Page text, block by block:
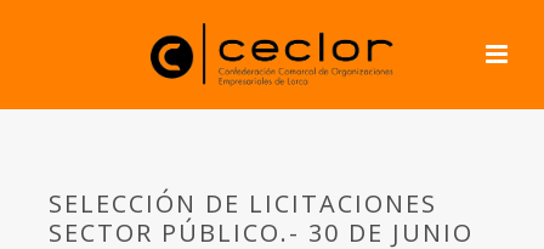
SELECCIÓN DE LICITACIONES
SECTOR PÚBLICO.- 30 DE JUNIO